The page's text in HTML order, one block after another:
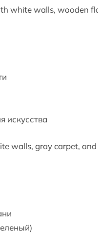
white walls, wooden
искусства
walls, gray carpet,